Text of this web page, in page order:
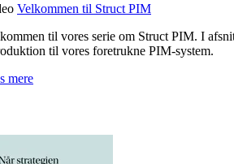
Velkommen til Struct PIM
til vores serie om Struct PIM. I
til vores foretrukne PIM-system.
mere